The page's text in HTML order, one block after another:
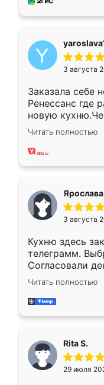
3 августа
Заказала себе
Ренессанс где
новую
вполне
два года,
Читать полностью
Ярослава
3 августа
Кухню здесь
телеграмм.
Согласовали
недели кухня
довольны
мебель за
Читать полностью
Rita S.
29 июля